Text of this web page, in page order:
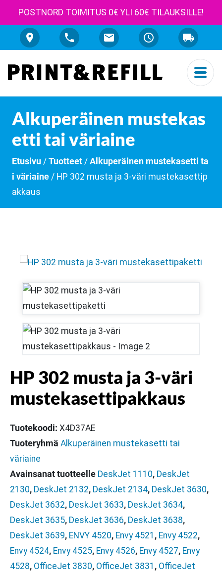
POSTNORD TOIMITUS 0€ YLI 60€ TILAUKSILLE!
Alkuperäinen mustekas
etti tai väriaine
Etusivu / Tuotteet / Alkuperäinen mustekasetti ta
i väriaine / HP 302 musta ja 3-väri mustekasettip
akkaus
HP 302 musta ja 3-väri
mustekasettipakkaus
Tuotekoodi: X4D37AE
Tuoteryhmä Alkuperäinen mustekasetti tai
väriaine
Avainsanat tuotteelle DeskJet 1110, DeskJet
2130, DeskJet 2132, DeskJet 2134, DeskJet 3630,
DeskJet 3632, DeskJet 3633, DeskJet 3634,
DeskJet 3635, DeskJet 3636, DeskJet 3638,
DeskJet 3639, ENVY 4520, Envy 4521 , Envy 4522,
Envy 4524, Envy 4525, Envy 4526, Envy 4527, Envy
4528, OfficeJet 3830, OfficeJet 3831 , OfficeJet